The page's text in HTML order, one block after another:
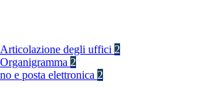
Articolazione degli uffici 2
Organigramma 2
e posta elettronica 2